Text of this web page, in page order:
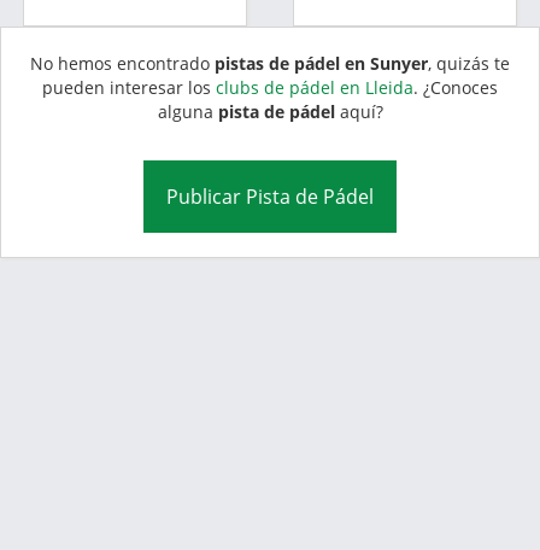
No hemos encontrado pistas de pádel en Sunyer, quizás te
pueden interesar los clubs de pádel en Lleida. ¿Conoces
alguna pista de pádelaquí?
Publicar Pista de Pádel